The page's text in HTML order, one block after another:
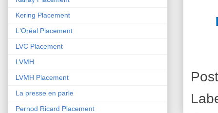
Kering Placement
L'Oréal Placement
LVC Placement
LVMH
LVMH Placement
La presse en parle
Pernod Ricard Placement